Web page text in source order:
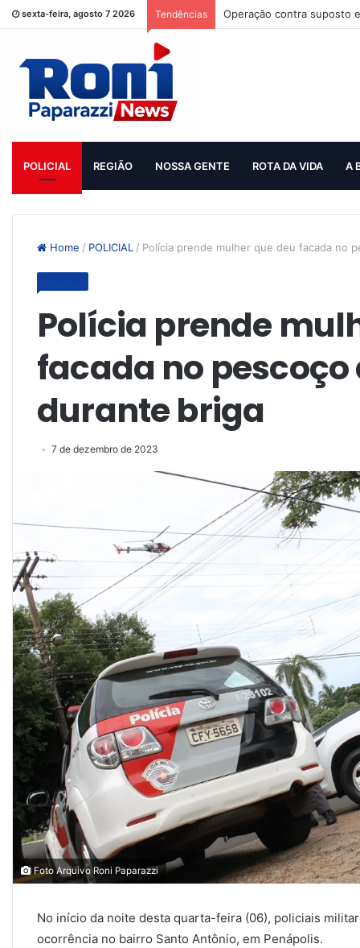
sexta-feira, agosto 7 2026 Tendências Operação contra suposto
POLICIAL REGIÃO NOSSA GENTE ROTA DA VIDA A
Home / POLICIAL / Polícia prende mulher que deu facada no
Polícia prende
facada no
durante briga
7 de dezembro de 2023
Foto Arquivo Roni Paparazzi
No início da noite desta quarta-feira (06), policiais
ocorrência no bairro Santo Antônio, em Penápolis.